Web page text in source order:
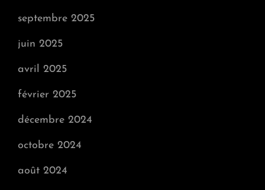
septembre 2025
juin 2025
avril 2025
février 2025
décembre 2024
octobre 2024
août 2024